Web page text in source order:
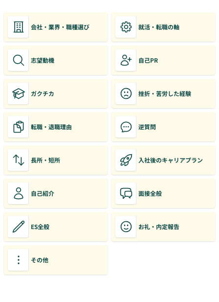
会社・業界・職種選び 就活・転職の軸
志望動機 自己PR
ガクチカ 挫折・苦労した経験
転職・退職理由 逆質問
長所・短所 入社後のキャリアプラン
自己紹介 面接全般
ES全般 お礼・内定報告
その他